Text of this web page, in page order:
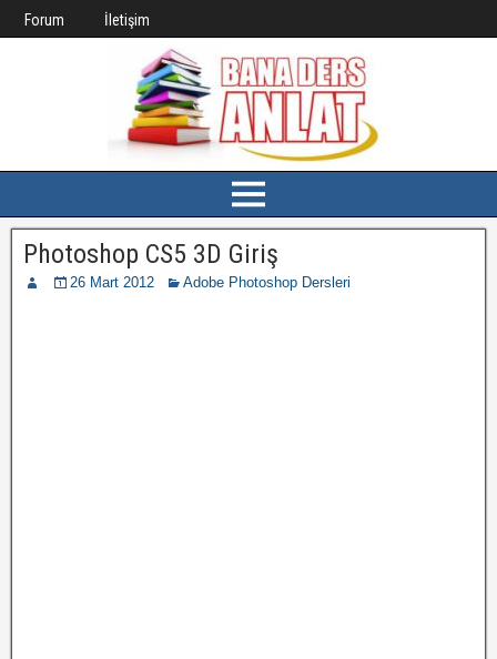
Forum İletişim
Photoshop CS5 3D Giriş
26 Mart 2012 Adobe Photoshop Dersleri